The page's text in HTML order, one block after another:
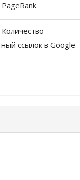
PageRank
Количество
ссылок в Google